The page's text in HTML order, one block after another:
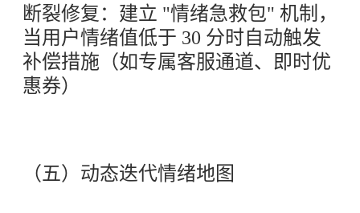
断裂修复：建立 "情绪急救包" 机制，
当用户情绪值低于 30 分时自动触发
补偿措施（如专属客服通道、即时优
惠券）
（五）动态迭代情绪地图